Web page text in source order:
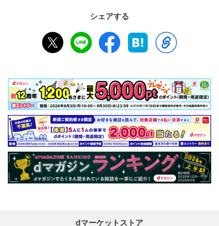
シェアする
dマーケットストア